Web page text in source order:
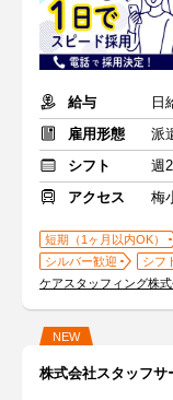
給与
日
雇用形態
派
シフト
週
アクセス
梅
短期（1ヶ月以内OK）
シルバー歓迎
シフ
ケアスタッフィング株
NEW
株式会社スタッフサ